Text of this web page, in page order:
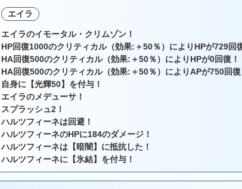
エイラ
エイラのイモータル・クリムゾン！
HP回復1000のクリティカル（効果:＋50％）によりHPが729回
HA回復500のクリティカル（効果:＋50％）によりHPが0回復！
HA回復500のクリティカル（効果:＋50％）によりAPが750回復
自身に【光輝50】を付与！
エイラのメデューサ！
スプラッシュ2！
ハルツフィーネは回避！
ハルツフィーネのHPに184のダメージ！
ハルツフィーネは【暗闇】に抵抗した！
ハルツフィーネに【氷結】を付与！